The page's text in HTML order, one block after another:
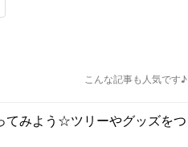
こんな記事も人気です♪
てみよう☆ツリーやグッズをつ